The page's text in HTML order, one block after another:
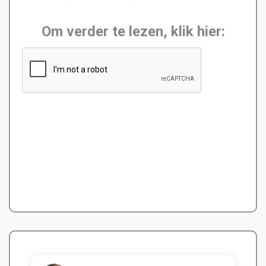
Om verder te lezen, klik hier: